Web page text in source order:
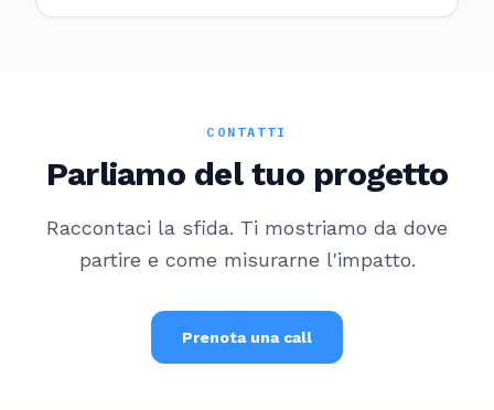
CONTATTI
Parliamo del tuo progetto
Raccontaci la sfida. Ti mostriamo da dove
partire e come misurarne l'impatto.
Prenota una call